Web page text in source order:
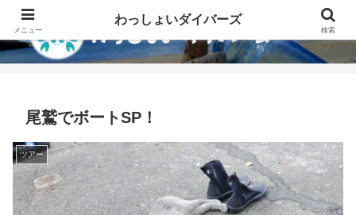
尾鷲でボートSP！
ツアー
メニュー
わっしょいダイバーズ
検索